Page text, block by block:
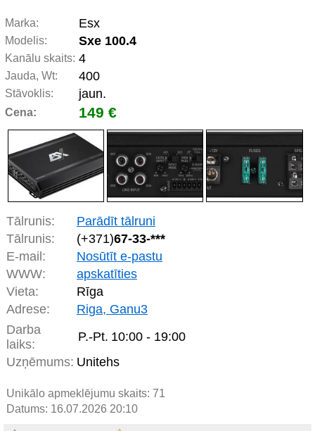
Marka: Esx
Modelis: Sxe 100.4
Kanālu skaits: 4
Jauda, Wt: 400
Stāvoklis: jaun.
Cena: 149 €
Tālrunis:
Parādīt tālruni
Tālrunis:
(+371)67-33-***
E-mail:
Nosūtīt e-pastu
WWW:
apskatīties
Vieta:
Rīga
Adrese:
Riga, Ganu3
Darba
laiks:
P.-Pt. 10:00 - 19:00
Uzņēmums: Unitehs
Unikālo apmeklējumu skaits: 71
Datums: 16.07.2026 20:10